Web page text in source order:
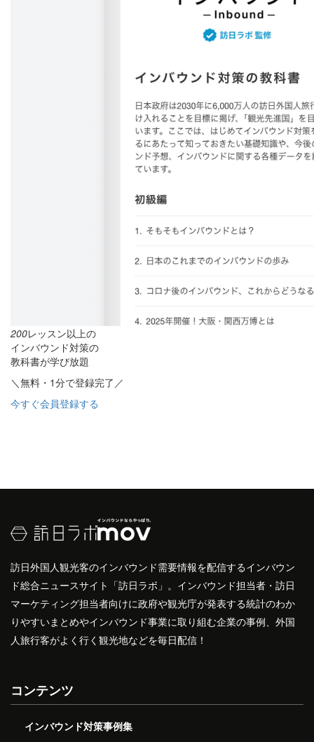
200レッスン以上の
インバウンド対策の
教科書が学び放題
＼無料・1分で登録完了／
今すぐ会員登録する
訪日外国人観光客のインバウンド需要情報を配信するインバウン
ド総合ニュースサイト「訪日ラボ」。インバウンド担当者・訪日
マーケティング担当者向けに政府や観光庁が発表する統計のわか
りやすいまとめやインバウンド事業に取り組む企業の事例、外国
人旅行客がよく行く観光地などを毎日配信！
コンテンツ
インバウンド対策事例集